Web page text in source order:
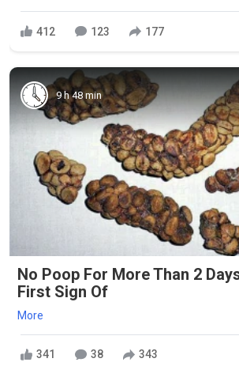
412 123 177
9 h 48 min
No Poop For More Than 2
First Sign Of
More
341 38 343